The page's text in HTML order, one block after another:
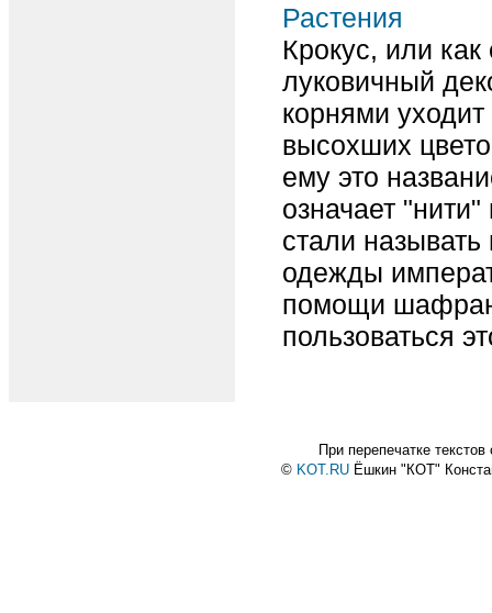
Растения
Крокус, или
луковичный
корнями
высохших
ему это
означает
стали
одежды
помощи
пользоваться
При перепечатке
© KOT.RU Ёшкин "КОТ"